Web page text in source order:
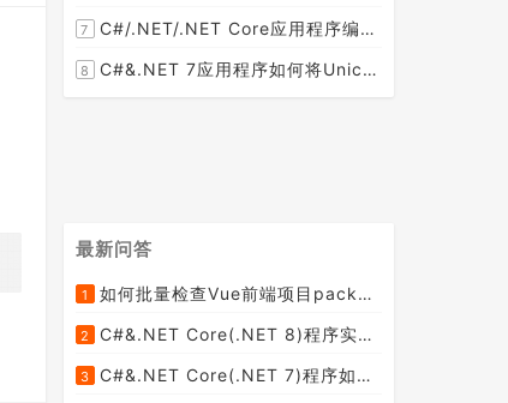
7 C#/.NET/.NET Core应用程序编程开发中循环迭代一个字典的每一项目的方法有哪些呢？
8 C#&.NET 7应用程序如何将Unicode编码的字符串转换成中文编码的字符串呢？
最新问答
1 如何批量检查Vue前端项目package.json文件中dependencies依赖包是否有新版本并且自动升级到最新版本呢？
2 C#&.NET Core(.NET 8)程序实现循环一张纸厚度0.1cm折叠多少次， 高度超过珠穆朗玛峰？
3 C#&.NET Core(.NET 7)程序如何去掉HTML标签中的style格式，只保留标签和文本呢？